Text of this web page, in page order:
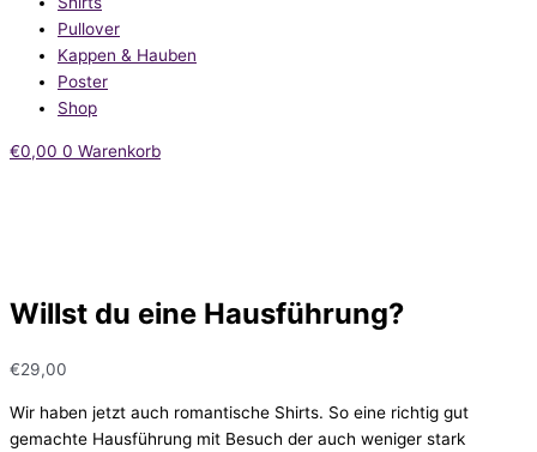
Pullover
Kappen & Hauben
Poster
Shop
€0,00 0 Warenkorb
Willst du eine Hausführung?
€29,00
Wir haben jetzt auch romantische Shirts. So eine richtig gut
gemachte Hausführung mit Besuch der auch weniger stark